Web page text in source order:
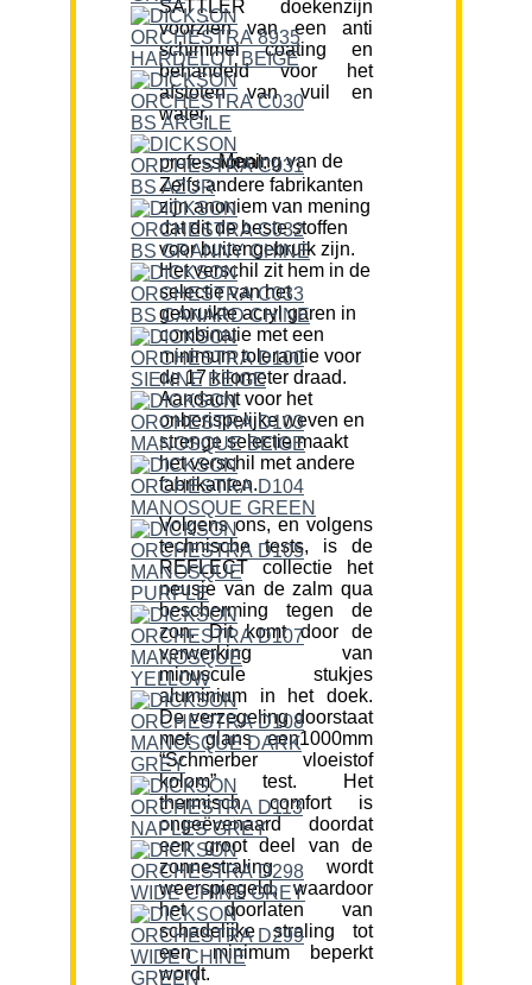
SATTLER doekenzijn
voorzien van een anti
schimmel coating en
behandeld voor het
afstoten van vuil en
water.
Mening van de professional:
Zelfs andere fabrikanten
zijn anoniem van mening
dat dit de beste stoffen
voor buitengebruik zijn.
Het verschil zit hem in de
selectie van het
gebruikte acryl garen in
combinatie met een
minimum tolerantie voor
de 17 kilometer draad.
Aandacht voor het
onberispelijke weven en
strenge selectie maakt
het verschil met andere
fabrikanten.
Volgens ons, en volgens
technische tests, is de
REFLECT collectie het
neusje van de zalm qua
bescherming tegen de
zon. Dit komt door de
verwerking van
minuscule stukjes
aluminium in het doek.
De verzegeling doorstaat
met glans een1000mm
“Schmerber vloeistof
kolom” test. Het
thermisch comfort is
ongeëvenaard doordat
een groot deel van de
zonnestraling wordt
weerspiegeld, waardoor
het doorlaten van
schadelijke straling tot
een minimum beperkt
wordt.